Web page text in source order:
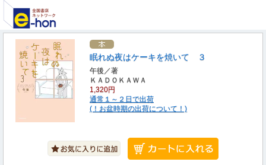
眠れぬ夜はケーキを焼いて ３
午後／著
ＫＡＤＯＫＡＷＡ
1,320円
通常１～２日で出荷
(！お盆時期の出荷について！)